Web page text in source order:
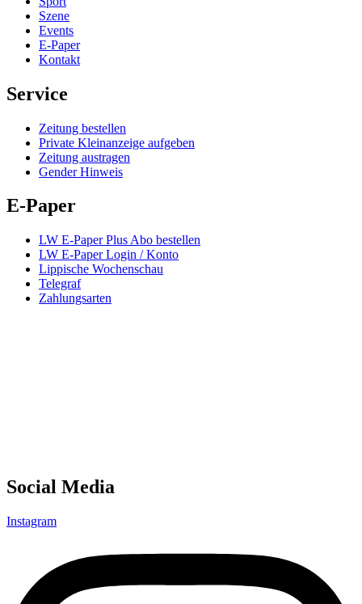
Szene
Events
E-Paper
Kontakt
Service
Zeitung bestellen
Private Kleinanzeige aufgeben
Zeitung austragen
Gender Hinweis
E-Paper
LW E-Paper Plus Abo bestellen
LW E-Paper Login / Konto
Lippische Wochenschau
Telegraf
Zahlungsarten
Social Media
Instagram